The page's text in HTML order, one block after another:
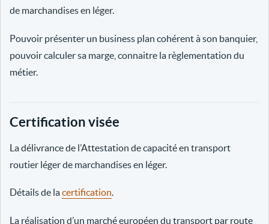
de marchandises en léger.
Pouvoir présenter un business plan cohérent à son banquier,
pouvoir calculer sa marge, connaitre la règlementation du
métier.
Certification visée
La délivrance de l’Attestation de capacité en transport
routier léger de marchandises en léger.
Détails de lacertification.
La réalisation d’un marché européen du transport par route